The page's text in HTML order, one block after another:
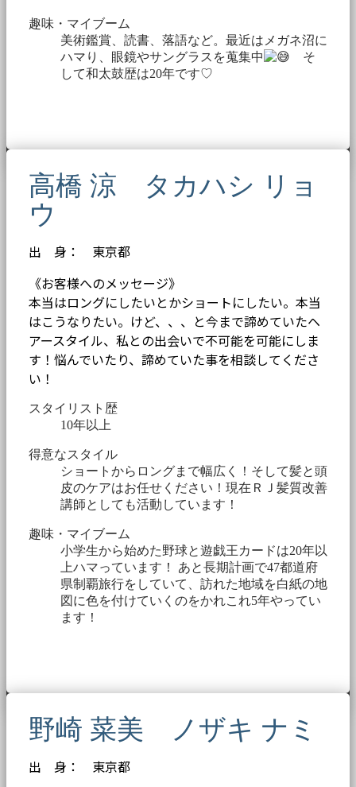
趣味・マイブーム
美術鑑賞、読書、落語など。最近はメガネ沼に
ハマり、眼鏡やサングラスを蒐集中
そ
して和太鼓歴は20年です♡
高橋 涼 タカハシ リョ
ウ
出 身： 東京都
《お客様へのメッセージ》
本当はロングにしたいとかショートにしたい。本当
はこうなりたい。けど、、、と今まで諦めていたヘ
アースタイル、私との出会いで不可能を可能にしま
す！悩んでいたり、諦めていた事を相談してくださ
い！
スタイリスト歴
10年以上
得意なスタイル
ショートからロングまで幅広く！そして髪と頭
皮のケアはお任せください！現在ＲＪ髪質改善
講師としても活動しています！
趣味・マイブーム
小学生から始めた野球と遊戯王カードは20年以
上ハマっています！ あと長期計画で47都道府
県制覇旅行をしていて、訪れた地域を白紙の地
図に色を付けていくのをかれこれ5年やってい
ます！
野崎 菜美 ノザキ ナミ
出 身： 東京都